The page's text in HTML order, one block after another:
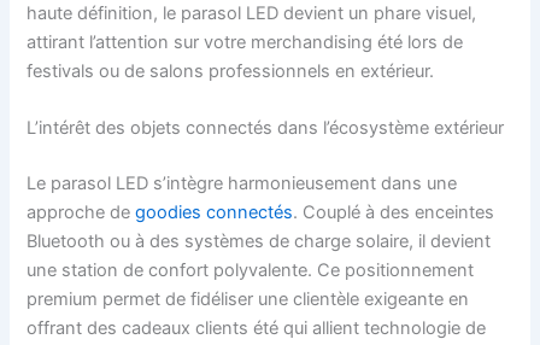
haute définition, le parasol LED devient un phare visuel,
attirant l’attention sur votre merchandising été lors de
festivals ou de salons professionnels en extérieur.
L’intérêt des objets connectés dans l’écosystème extérieur
Le parasol LED s’intègre harmonieusement dans une
approche degoodies connectés. Couplé à des enceintes
Bluetooth ou à des systèmes de charge solaire, il devient
une station de confort polyvalente. Ce positionnement
premium permet de fidéliser une clientèle exigeante en
offrant des cadeaux clients été qui allient technologie de